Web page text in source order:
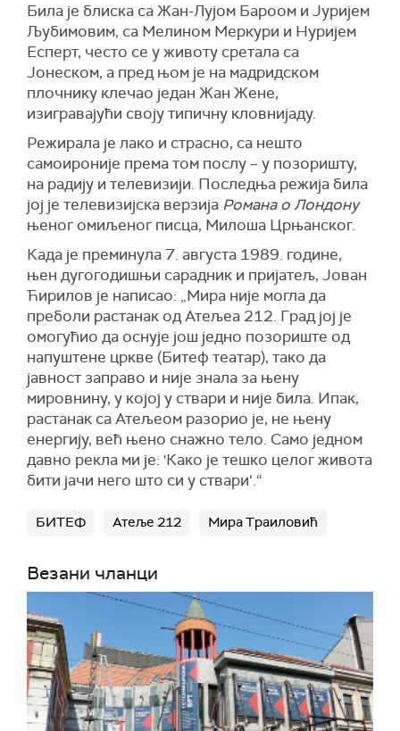
Била је блиска са Жан-Лујом Бароом и Јуријем
Љубимовим, са Мелином Меркури и Нуријем
Есперт, често се у животу сретала са
Јонеском, а пред њом је на мадридском
плочнику клечао један Жан Жене,
изигравајући своју типичну кловнијаду.
Режирала је лако и страсно, са нешто
самоироније према том послу – у позоришту,
на радију и телевизији. Последња режија била
јој је телевизијска верзија Романа о Лондону
њеног омиљеног писца, Милоша Црњанског.
Када је преминула 7. августа 1989. године,
њен дугогодишњи сарадник и пријатељ, Јован
Ћирилов је написао: „Мира није могла да
преболи растанак од Атељеа 212. Град јој је
омогућио да оснује још једно позориште од
напуштене цркве (Битеф театар), тако да
јавност заправо и није знала за њену
мировнину, у којој у ствари и није била. Ипак,
растанак са Атељеом разорио је, не њену
енергију, већ њено снажно тело. Само једном
давно рекла ми је: 'Како је тешко целог живота
бити јачи него што си у ствари‘.“
БИТЕФ Атеље 212 Мира Траиловић
Везани чланци